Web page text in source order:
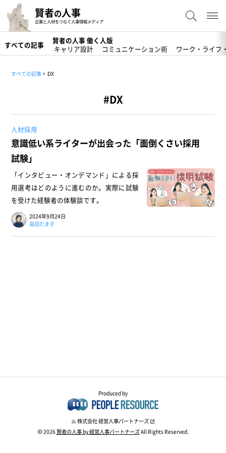
賢者の人事
企業と人材をつなぐ人事情報メディア
すべての記事
賢者の人事 働く人版
キャリア設計
コミュニケーション術 ワーク・ライフ
すべての記事 DX
#DX
人材採用
意識低い系ライターが出会った「面倒くさい採用
試験」
「インタビュー・オンデマンド」による採
用選考はどのように進むのか。実際に試験
を受けた経験者の体験談です。
2024年9月24日
島田たま子
Produced by
株式会社 経営人事パートナーズ
2026 賢者の人事 by 経営人事パートナーズAll Rights Reserved.